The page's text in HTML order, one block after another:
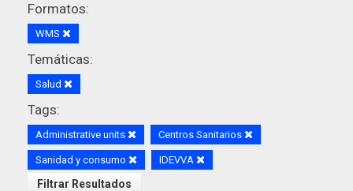
Formatos:
WMS
Temáticas:
Salud
Tags:
Administrative units Centros Sanitarios
Sanidad y consumo IDEVVA
Filtrar Resultados